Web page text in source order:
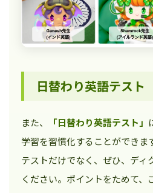
日替わり英語テスト
また、 「日替わり英語テスト」
学習を習慣化することができま
テストだけでなく、ぜひ、ディ
ください。ポイントをためて、